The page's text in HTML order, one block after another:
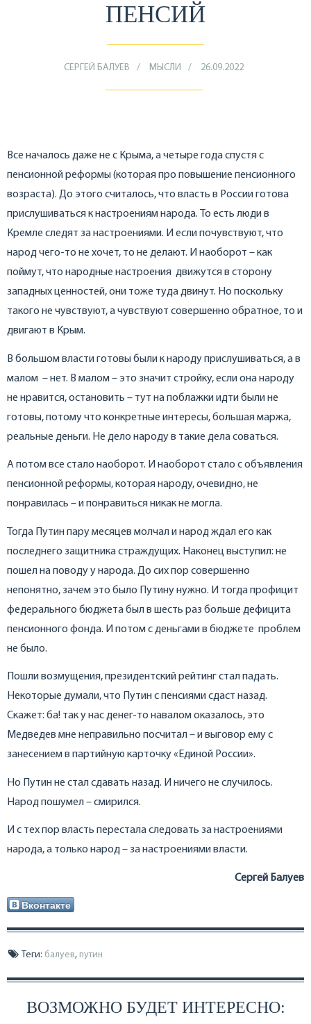
ПЕНСИЙ
СЕРГЕЙ БАЛУЕВ МЫСЛИ 26.09.2022
Все началось даже не с Крыма, а четыре года спустя с
пенсионной реформы (которая про повышение пенсионного
возраста). До этого считалось, что власть в России готова
прислушиваться к настроениям народа. То есть люди в
Кремле следят за настроениями. И если почувствуют, что
народ чего-то не хочет, то не делают. И наоборот – как
поймут, что народные настроения движутся в сторону
западных ценностей, они тоже туда двинут. Но поскольку
такого не чувствуют, а чувствуют совершенно обратное, то и
двигают в Крым.
В большом власти готовы были к народу прислушиваться, а в
малом – нет. В малом – это значит стройку, если она народу
не нравится, остановить – тут на поблажки идти были не
готовы, потому что конкретные интересы, большая маржа,
реальные деньги. Не дело народу в такие дела соваться.
А потом все стало наоборот. И наоборот стало с объявления
пенсионной реформы, которая народу, очевидно, не
понравилась – и понравиться никак не могла.
Тогда Путин пару месяцев молчал и народ ждал его как
последнего защитника страждущих. Наконец выступил: не
пошел на поводу у народа. До сих пор совершенно
непонятно, зачем это было Путину нужно. И тогда профицит
федерального бюджета был в шесть раз больше дефицита
пенсионного фонда. И потом с деньгами в бюджете проблем
не было.
Пошли возмущения, президентский рейтинг стал падать.
Некоторые думали, что Путин с пенсиями сдаст назад.
Скажет: ба! так у нас денег-то навалом оказалось, это
Медведев мне неправильно посчитал – и выговор ему с
занесением в партийную карточку «Единой России».
Но Путин не стал сдавать назад. И ничего не случилось.
Народ пошумел – смирился.
И с тех пор власть перестала следовать за настроениями
народа, а только народ – за настроениями власти.
Сергей Балуев
Вконтакте
Теги: балуев, путин
ВОЗМОЖНО БУДЕТ ИНТЕРЕСНО: